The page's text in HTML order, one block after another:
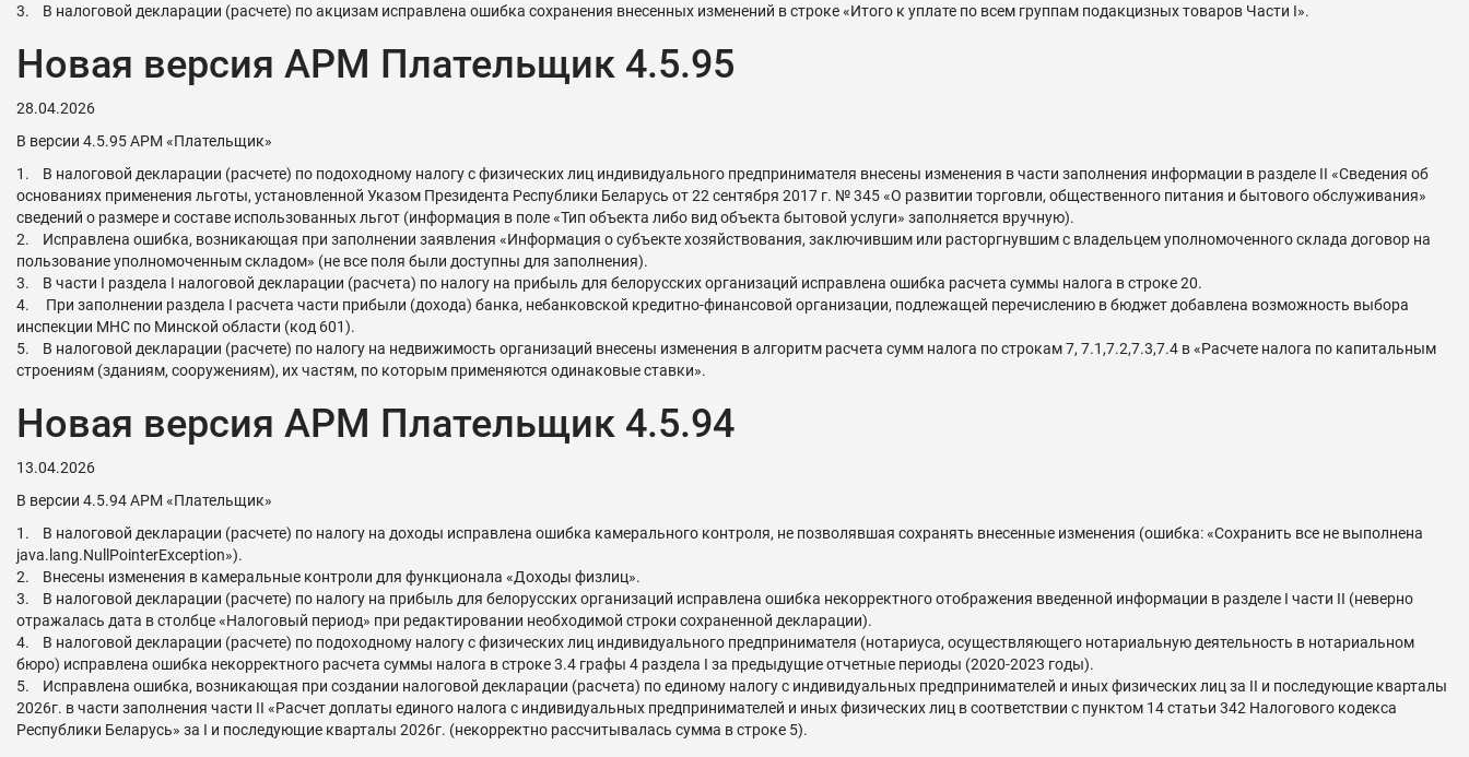
3. В налоговой декларации (расчете) по акцизам исправлена ошибка сохранения внесенных изменений в строке «Итого к уплате по всем группам подакцизных товаров Части I».
Новая версия АРМ Плательщик 4.5.95
28.04.2026
В версии 4.5.95 АРМ «Плательщик»
1. В налоговой декларации (расчете) по подоходному налогу с физических лиц индивидуального предпринимателя внесены изменения в части заполнения информации в разделе II «Сведения об
основаниях применения льготы, установленной Указом Президента Республики Беларусь от 22 сентября 2017 г. № 345 «О развитии торговли, общественного питания и бытового обслуживания»
сведений о размере и составе использованных льгот (информация в поле «Тип объекта либо вид объекта бытовой услуги» заполняется вручную).
2. Исправлена ошибка, возникающая при заполнении заявления «Информация о субъекте хозяйствования, заключившим или расторгнувшим с владельцем уполномоченного склада договор на
пользование уполномоченным складом» (не все поля были доступны для заполнения).
3. В части I раздела I налоговой декларации (расчета) по налогу на прибыль для белорусских организаций исправлена ошибка расчета суммы налога в строке 20.
4. При заполнении раздела I расчета части прибыли (дохода) банка, небанковской кредитно-финансовой организации, подлежащей перечислению в бюджет добавлена возможность выбора
инспекции МНС по Минской области (код 601).
5. В налоговой декларации (расчете) по налогу на недвижимость организаций внесены изменения в алгоритм расчета сумм налога по строкам 7, 7.1,7.2,7.3,7.4 в «Расчете налога по капитальным
строениям (зданиям, сооружениям), их частям, по которым применяются одинаковые ставки».
Новая версия АРМ Плательщик 4.5.94
13.04.2026
В версии 4.5.94 АРМ «Плательщик»
1. В налоговой декларации (расчете) по налогу на доходы исправлена ошибка камерального контроля, не позволявшая сохранять внесенные изменения (ошибка: «Сохранить все не выполнена
java.lang.NullPointerException»).
2. Внесены изменения в камеральные контроли для функционала «Доходы физлиц».
3. В налоговой декларации (расчете) по налогу на прибыль для белорусских организаций исправлена ошибка некорректного отображения введенной информации в разделе I части II (неверно
отражалась дата в столбце «Налоговый период» при редактировании необходимой строки сохраненной декларации).
4. В налоговой декларации (расчете) по подоходному налогу с физических лиц индивидуального предпринимателя (нотариуса, осуществляющего нотариальную деятельность в нотариальном
бюро) исправлена ошибка некорректного расчета суммы налога в строке 3.4 графы 4 раздела I за предыдущие отчетные периоды (2020-2023 годы).
5. Исправлена ошибка, возникающая при создании налоговой декларации (расчета) по единому налогу с индивидуальных предпринимателей и иных физических лиц за II и последующие кварталы
2026г. в части заполнения части II «Расчет доплаты единого налога с индивидуальных предпринимателей и иных физических лиц в соответствии с пунктом 14 статьи 342 Налогового кодекса
Республики Беларусь» за I и последующие кварталы 2026г. (некорректно рассчитывалась сумма в строке 5).